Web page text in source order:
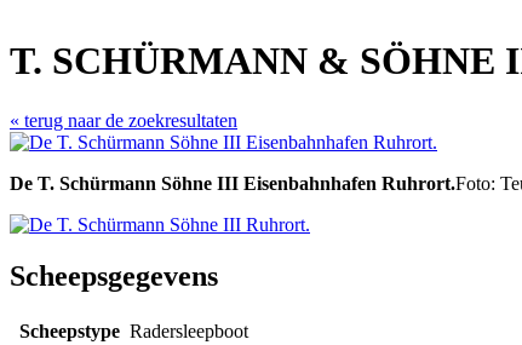
T. SCHÜRMANN & SÖHNE
« terug naar de zoekresultaten
De T. Schürmann Söhne III Eisenbahnhafen Ruhrort.Foto:
Scheepsgegevens
Scheepstype Radersleepboot